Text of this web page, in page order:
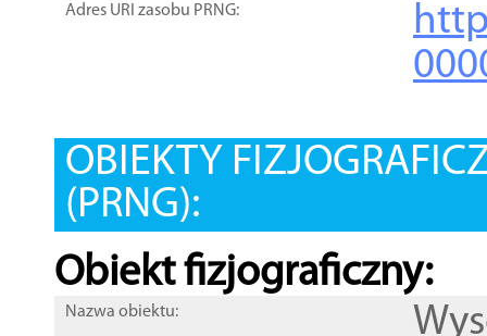
Adres URI zasobu PRNG:
OBIEKTY
(PRNG):
Obiekt fizjograficzny:
Nazwa obiektu: